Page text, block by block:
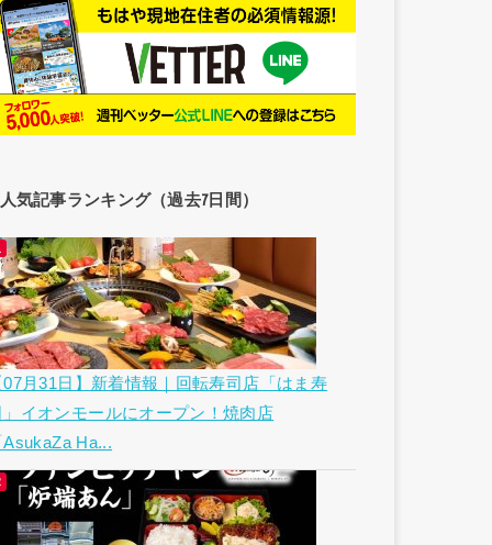
人気記事ランキング（過去7日間）
07月31日】新着情報｜回転寿司店「はま寿
」イオンモールにオープン！焼肉店
AsukaZa Ha...